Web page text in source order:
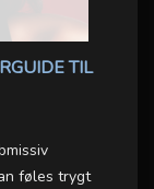
TIL
føles trygt